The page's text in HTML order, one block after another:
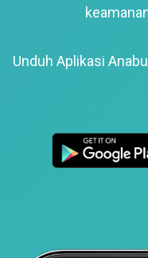
Unduh Aplikasi